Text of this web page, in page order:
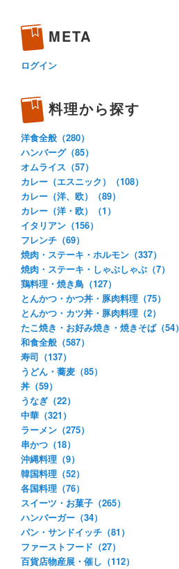
META
ログイン
料理から探す
洋食全般（280）
ハンバーグ（85）
オムライス（57）
カレー（エスニック）（108）
カレー（洋、欧）（89）
カレー（洋・欧）（1）
イタリアン（156）
フレンチ（69）
焼肉・ステーキ・ホルモン（337）
焼肉・ステーキ・しゃぶしゃぶ（7）
鶏料理・焼き鳥（127）
とんかつ・かつ丼・豚肉料理（75）
とんかつ・カツ丼・豚肉料理（2）
たこ焼き・お好み焼き・焼きそば（54）
和食全般（587）
寿司（137）
うどん・蕎麦（85）
丼（59）
うなぎ（22）
中華（321）
ラーメン（275）
串かつ（18）
沖縄料理（9）
韓国料理（52）
各国料理（76）
スイーツ・お菓子（265）
ハンバーガー（34）
パン・サンドイッチ（81）
ファーストフード（27）
百貨店物産展・催し（112）